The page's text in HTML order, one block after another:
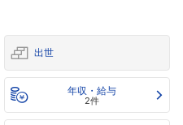
出世
年収・給与
2件